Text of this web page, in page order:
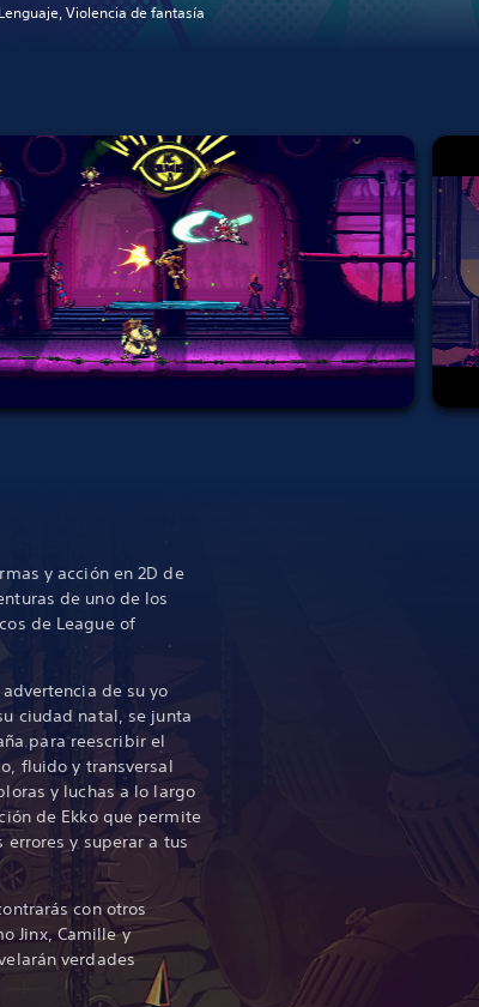
Lenguaje, Violencia de fantasía
y acción en 2D de
de uno de los
de League of
de su yo
ciudad natal, se junta
para reescribir el
fluido y transversal
y luchas a lo largo
de Ekko que permite
y superar a tus
con otros
Jinx, Camille y
verdades